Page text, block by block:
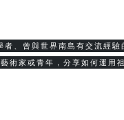
、曾與世界南島有交流經驗
術家或青年，分享如何運用